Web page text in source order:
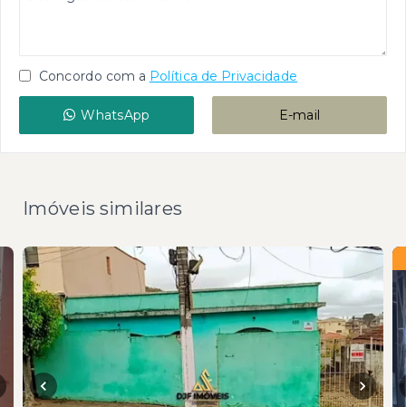
Concordo com a Política de Privacidade
WhatsApp E-mail
Imóveis similares